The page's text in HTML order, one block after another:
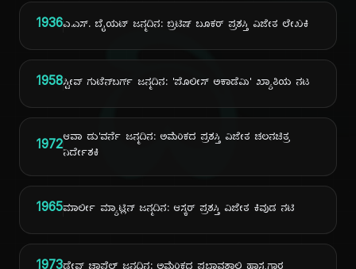
ದಿ
1936ಎ.ಎಸ್. ಬೈಯಟ್ ಜನ್ಮದಿನ: ಬ್ರಿಟಿಷ್ ಬೂಕರ್ ಪ್ರಶಸ್ತಿ ವಿಜೇತ ಲೇಖಕಿ
1958ಸ್ಟೀವ್ ಗುಟೆನ್‌ಬರ್ಗ್ ಜನ್ಮದಿನ: 'ಪೊಲೀಸ್ ಅಕಾಡೆಮಿ' ಖ್ಯಾತಿಯ ನಟ
1972ಆವಾ ಡು'ವರ್ನೆ ಜನ್ಮದಿನ: ಅಮೆರಿಕದ ಪ್ರಶಸ್ತಿ ವಿಜೇತ ಚಲನಚಿತ್ರ
ನಿರ್ದೇಶಕಿ
1965ಮಾರ್ಲೀ ಮ್ಯಾಟ್ಲಿನ್ ಜನ್ಮದಿನ: ಆಸ್ಕರ್ ಪ್ರಶಸ್ತಿ ವಿಜೇತ ಕಿವುಡ ನಟಿ